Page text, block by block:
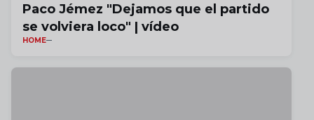
Paco Jémez "Dejamos que el partido
se volviera loco" | vídeo
HOME